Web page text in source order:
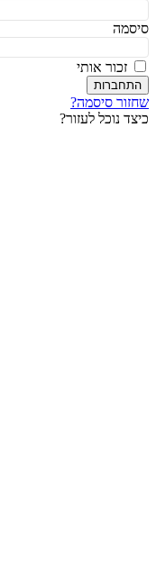
זכור אותי
סיסמה?
נוכל לעזור?